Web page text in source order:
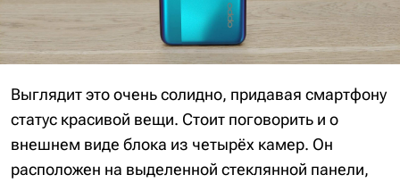
Выглядит это очень солидно, придавая смартфону
статус красивой вещи. Стоит поговорить и о
внешнем виде блока из четырёх камер. Он
расположен на выделенной стеклянной панели,